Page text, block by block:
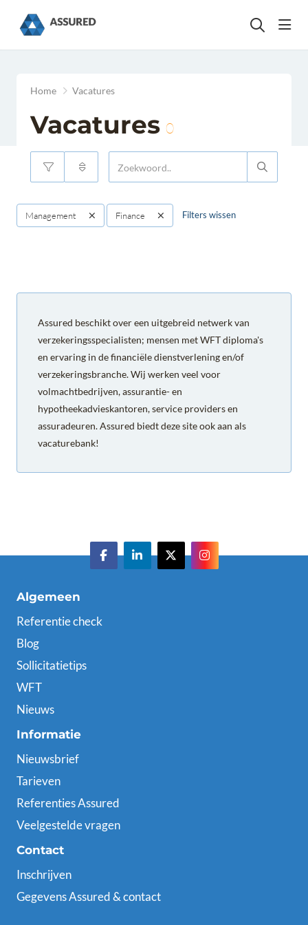
Home Vacatures
Vacatures 0
Management Finance Filters wissen
Assured beschikt over een uitgebreid netwerk van
verzekeringsspecialisten; mensen met WFT diploma's
en ervaring in de financiële dienstverlening en/of
verzekeringsbranche. Wij werken veel voor
volmachtbedrijven, assurantie- en
hypotheekadvieskantoren, service providers en
assuradeuren. Assured biedt deze site ook aan als
vacaturebank!
Algemeen
Referentie check
Blog
Sollicitatietips
WFT
Nieuws
Informatie
Nieuwsbrief
Tarieven
Referenties Assured
Veelgestelde vragen
Contact
Inschrijven
Gegevens Assured & contact